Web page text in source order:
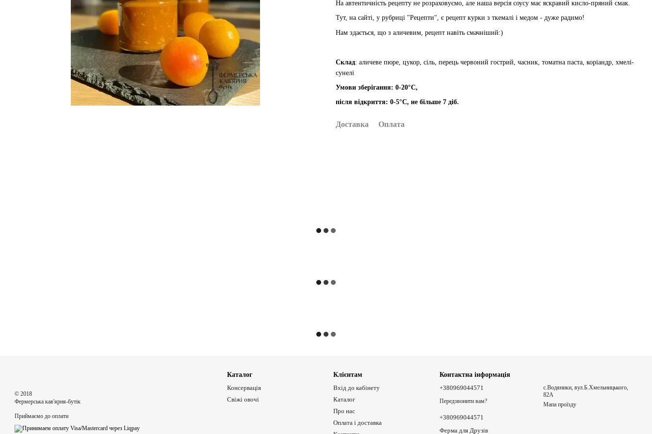
На автентичність рецепту не розраховуємо, але наша версія соусу має яскравий кисло-пряний смак.
Тут, на сайті, у рубриці "Рецепти", є рецепт курки з ткемалі і медом - дуже радимо!
Нам здається, що з аличевим, рецепт навіть смачніший:)
Склад: аличеве пюре, цукор, сіль, перець червоний гострий, часник, томатна паста, коріандр, хмелі-
сунелі
Умови зберігання: 0-20°С,
після відкриття: 0-5°С, не більше 7 діб.
Доставка Оплата
© 2018
Фермерська кав'ярня-бутік
Приймаємо до оплати
Каталог
Консервація
Свіжі овочі
Клієнтам
Вхід до кабінету
Каталог
Про нас
Оплата і доставка
Контактна інформація
+380969044571
Передзвонити вам?
+380969044571
Ферма для Друзів
с.Водяники, вул.Б.Хмельницького,
82А
Мапа проїзду